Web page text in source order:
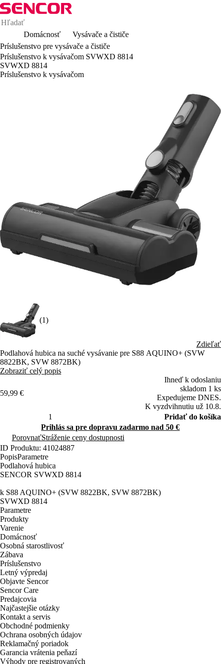
Domácnosť
Vysávače a čističe
Príslušenstvo pre vysávače a čističe
Príslušenstvo k vysávačom SVWXD 8814
SVWXD 8814
Príslušenstvo k vysávačom
(1)
Zdieľať
Podlahová hubica na suché vysávanie pre S88 AQUINO+ (SVW
8822BK, SVW 8872BK)
Zobraziť celý popis
59,99 €
Ihneď k odoslaniu
skladom 1 ks
Expedujeme DNES.
K vyzdvihnutiu už 10.8.
Pridať do košíka
Prihlás sa pre dopravu zadarmo nad 50 €
PorovnaťStráženie ceny dostupnosti
ID Produktu: 41024887
PopisParametre
Podlahová hubica
SENCOR SVWXD 8814
k S88 AQUINO+ (SVW 8822BK, SVW 8872BK)
SVWXD 8814
Parametre
Produkty
Varenie
Domácnosť
Osobná starostlivosť
Zábava
Príslušenstvo
Letný výpredaj
Objavte Sencor
Sencor Care
Predajcovia
Najčastejšie otázky
Kontakt a servis
Obchodné podmienky
Ochrana osobných údajov
Reklamačný poriadok
Garancia vrátenia peňazí
Výhody pre registrovaných